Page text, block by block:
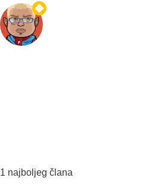
1 najboljeg člana